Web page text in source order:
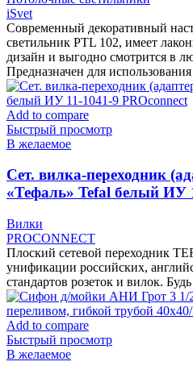
iSvet
Современный декоративный
светильник PTL 102, имеет
дизайн и выгодно смотрится в
Предназначен для использования
Add to compare
Быстрый просмотр
В желаемое
Cет. вилка-переходник
«Тефаль» Tefal белый ИУ
Вилки
PROCONNECT
Плоский сетевой переходник
унификации российских,
стандартов розеток и вилок.
Add to compare
Быстрый просмотр
В желаемое